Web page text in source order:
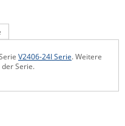
V2406-24I Serie. Weitere
Serie.